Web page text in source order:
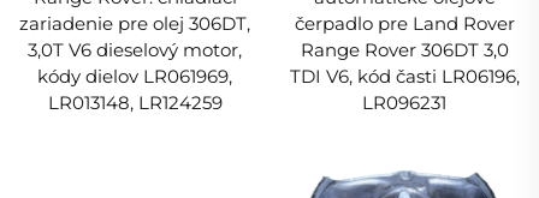
zariadenie pre olej 306DT,
3,0T V6 dieselový motor,
kódy dielov LR061969,
LR013148, LR124259
čerpadlo pre Land Rover
Range Rover 306DT 3,0
TDI V6, kód časti LR06196,
LR096231